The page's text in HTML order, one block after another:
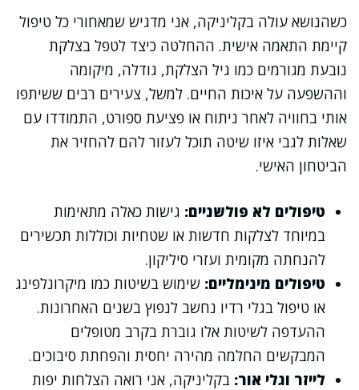
כשהנושא עולה בקליניקה, אני מדגיש שמאחורי כל טיפול
קיימת התאמה אישית. ההחלטה כיצד לטפל בצלקת
נובעת מגורמים כמו גיל הצלקת, גודלה, מיקומה
וההשפעה על איכות החיים. למשל, צעירים רבים ששיתפו
אותי בחוויה לאחר ניתוח או פציעת ספורט, התמודדו עם
שאלות לגבי איזו שיטה תוכל לעזור להם להחזיר את
הביטחון האישי.
טיפולים לא פולשניים: גישות כאלה מתאימות
במיוחד לצלקות חדשות או שטחיות וכוללות תכשירים
להנחתה מקומית ועזרי סיליקון.
טיפולים מינימליים: שימוש בשיטות כמו מיקרונלפינג
או טיפול בגלי רדיו נחשב לנפוץ בשנים האחרונות.
ההעדפה לשיטות אלו גוברת בקרב מטופלים
המבקשים החלמה מהירה יחסית והפחתת סיבוכים.
לייזר וגלי אור: בקליניקה, אני רואה הצלחות יפות